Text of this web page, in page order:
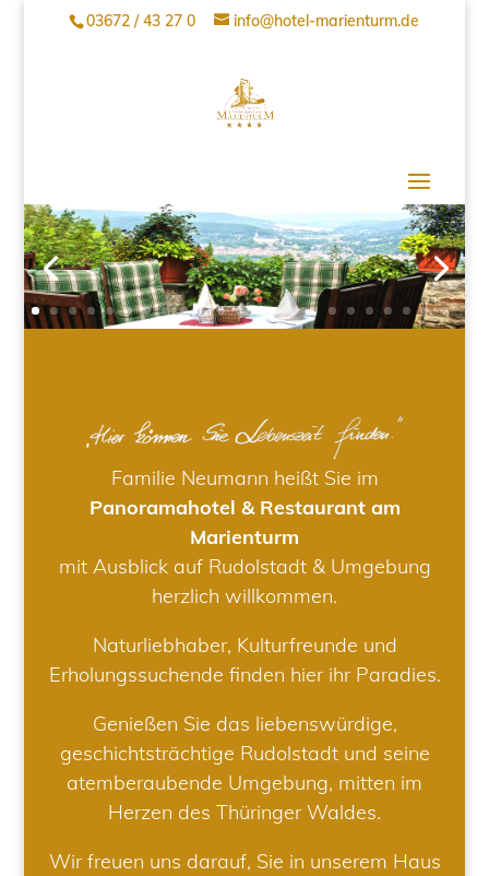
03672 / 43 27 0 info@hotel-marienturm.de
Familie Neumann heißt Sie im
Panoramahotel & Restaurant am
Marienturm
mit Ausblick auf Rudolstadt & Umgebung
herzlich willkommen.
Naturliebhaber, Kulturfreunde und
Erholungssuchende finden hier ihr Paradies.
Genießen Sie das liebenswürdige,
geschichtsträchtige Rudolstadt und seine
atemberaubende Umgebung, mitten im
Herzen des Thüringer Waldes.
Wir freuen uns darauf, Sie in unserem Haus